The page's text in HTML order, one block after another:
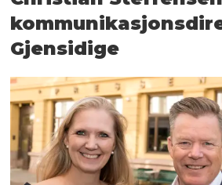
Gjensidige